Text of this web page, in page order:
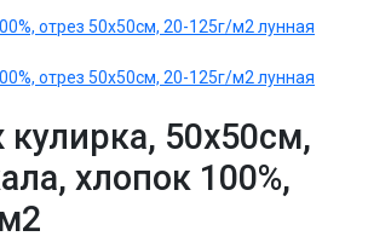
50х50см,
хлопок 100%,